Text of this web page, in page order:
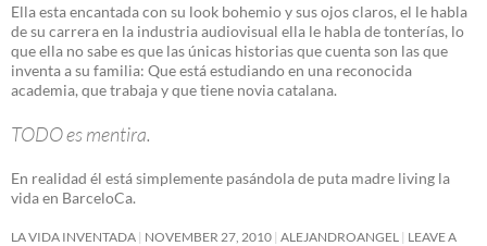
Ella esta encantada con su look bohemio y sus ojos claros, el le habla
de su carrera en la industria audiovisual ella le habla de tonterías, lo
que ella no sabe es que las únicas historias que cuenta son las que
inventa a su familia: Que está estudiando en una reconocida
academia, que trabaja y que tiene novia catalana.
TODO es mentira.
En realidad él está simplemente pasándola de puta madre living la
vida en BarceloCa.
LA VIDA INVENTADA NOVEMBER 27, 2010 ALEJANDROANGEL
LEAVE A